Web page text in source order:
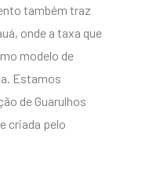
também traz
onde a taxa que
modelo de
Estamos
de Guarulhos
criada pelo